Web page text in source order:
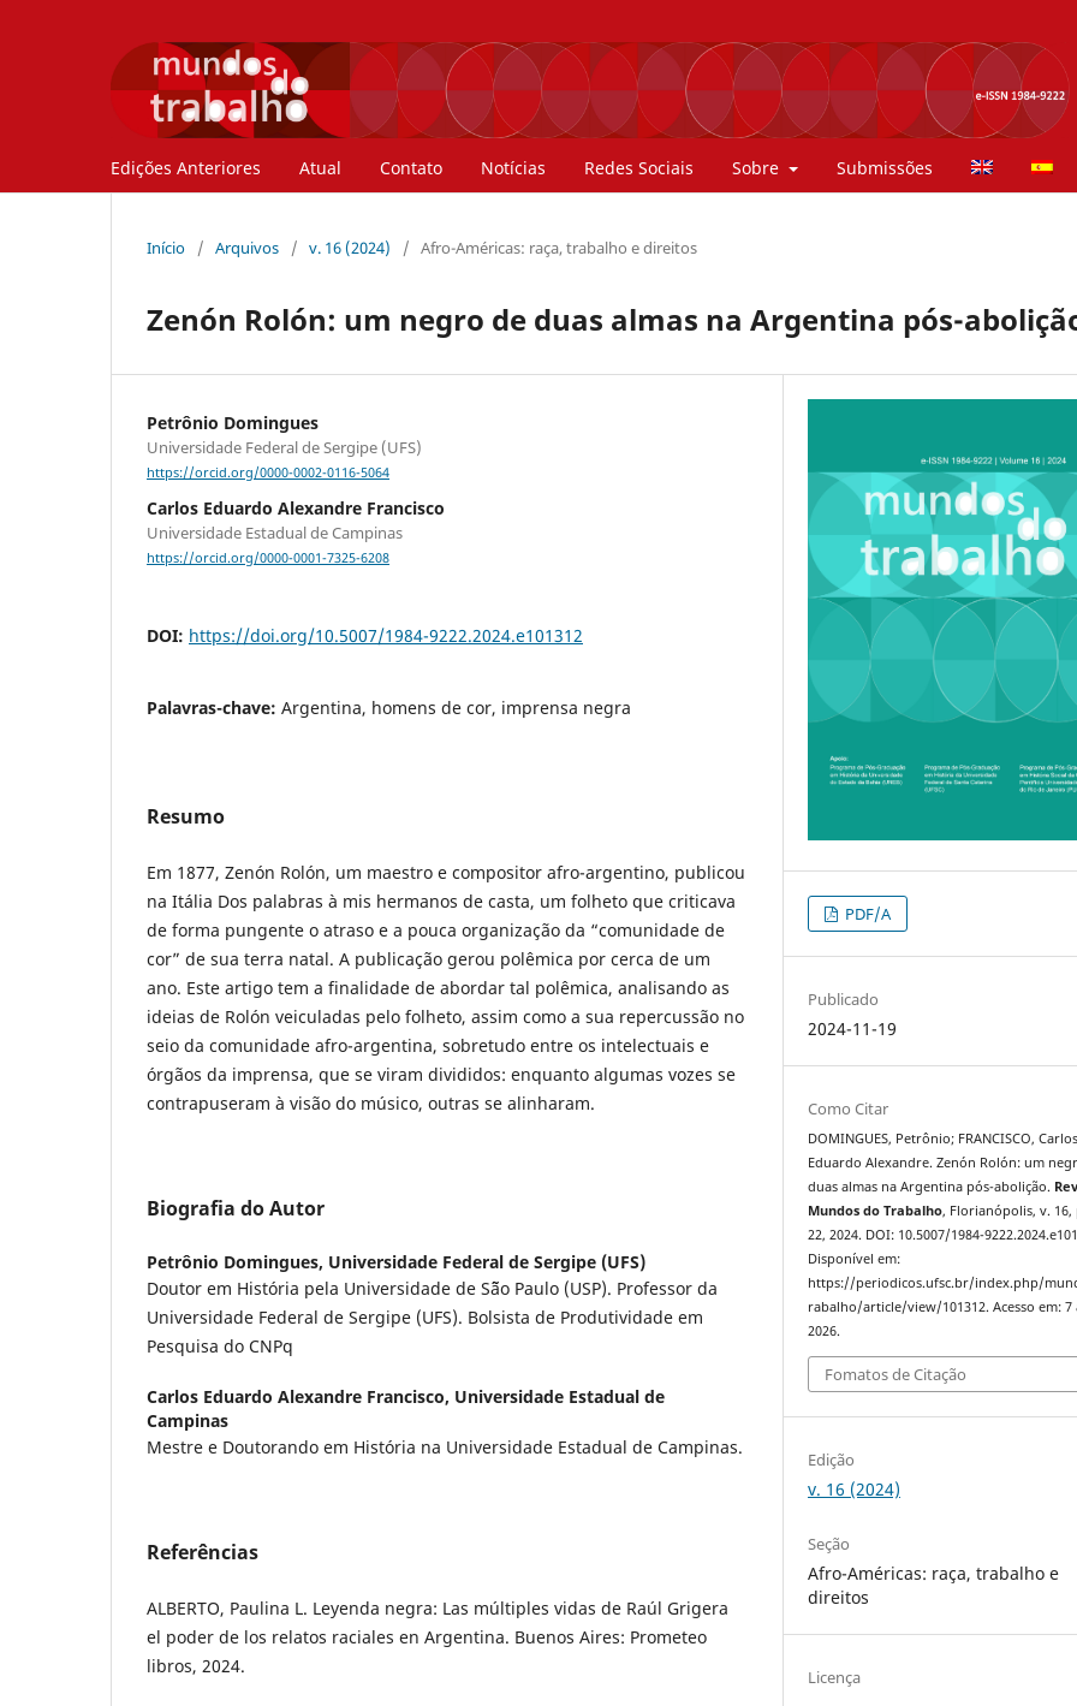
Edições Anteriores Atual Contato Notícias Redes Sociais Sobre Submissões
Início / Arquivos / v. 16 (2024) / Afro-Américas: raça, trabalho e direitos
Zenón Rolón: um negro de duas almas na Argentina pós-
Petrônio Domingues
Universidade Federal de Sergipe (UFS)
https://orcid.org/0000-0002-0116-5064
Carlos Eduardo Alexandre Francisco
Universidade Estadual de Campinas
https://orcid.org/0000-0001-7325-6208
DOI: https://doi.org/10.5007/1984-9222.2024.e101312
Palavras-chave: Argentina, homens de cor, imprensa negra
Resumo
Em 1877, Zenón Rolón, um maestro e compositor afro-argentino, publicou
na Itália Dos palabras à mis hermanos de casta, um folheto que criticava
de forma pungente o atraso e a pouca organização da “comunidade de
cor” de sua terra natal. A publicação gerou polêmica por cerca de um
ano. Este artigo tem a finalidade de abordar tal polêmica, analisando as
ideias de Rolón veiculadas pelo folheto, assim como a sua repercussão no
seio da comunidade afro-argentina, sobretudo entre os intelectuais e
órgãos da imprensa, que se viram divididos: enquanto algumas vozes se
contrapuseram à visão do músico, outras se alinharam.
Biografia do Autor
Petrônio Domingues, Universidade Federal de Sergipe (UFS)
Doutor em História pela Universidade de S˜ão Paulo (USP). Professor da
Universidade Federal de Sergipe (UFS). Bolsista de Produtividade em
Pesquisa do CNPq
Carlos Eduardo Alexandre Francisco, Universidade Estadual de
Campinas
Mestre e Doutorando em História na Universidade Estadual de Campinas.
Referências
ALBERTO, Paulina L. Leyenda negra: Las múltiples vidas de Raúl Grigera
el poder de los relatos raciales en Argentina. Buenos Aires: Prometeo
libros, 2024.
PDF/A
Publicado
2024-11-19
Como Citar
DOMINGUES, Petrônio; FRANCISCO, Carlos
Eduardo Alexandre. Zenón Rolón: um
duas almas na Argentina pós-abolição.
Mundos do Trabalho, Florianópolis, v. 16,
22, 2024. DOI: 10.5007/1984-
Disponível em:
https://periodicos.ufsc.br/index.php/
rabalho/article/view/101312. Acesso em: 7
2026.
Fomatos de Citação
Edição
v. 16 (2024)
Seção
Afro-Américas: raça, trabalho e
direitos
Licença